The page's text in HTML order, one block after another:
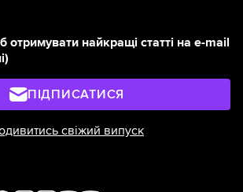
отримувати найкращі статті на e-mail
ПІДПИСАТИСЯ
свіжий випуск